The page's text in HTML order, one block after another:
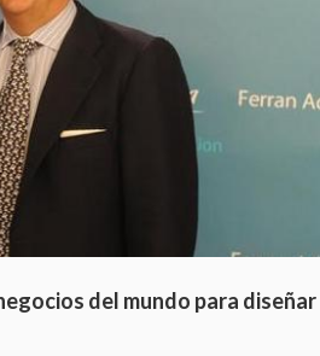
del mundo para diseñar